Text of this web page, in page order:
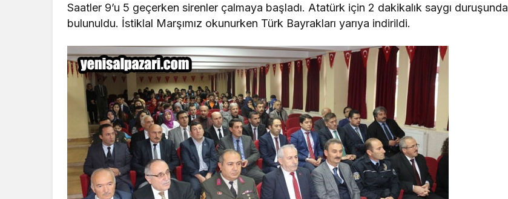
Saatler 9’u 5 geçerken sirenler çalmaya başladı. Atatürk için 2 dakikalık saygı duruşunda
bulunuldu. İstiklal Marşımız okunurken Türk Bayrakları yarıya indirildi.